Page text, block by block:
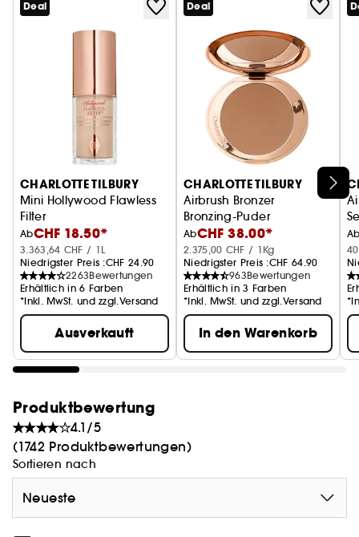
Deal
CHARLOTTE TILBURY
Mini Hollywood Flawless
Filter
Foundation
AbCHF 18.50*
3.363,64 CHF / 1L
Niedrigster Preis :CHF 24.90
2263Bewertungen
Erhältlich in 6 Farben
*Inkl. MwSt. und zzgl.Versand
Ausverkauft
Deal
CHARLOTTE TILBURY
Airbrush Bronzer
Bronzing-Puder
AbCHF 38.00*
2.375,00 CHF / 1Kg
Niedrigster Preis :CHF 64.90
963Bewertungen
Erhältlich in 3 Farben
*Inkl. MwSt. und zzgl.Versand
In den Warenkorb
Produktbewertung
4.1/5
(1742 Produktbewertungen)
Sortieren nach
Neueste